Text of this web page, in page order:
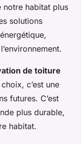
notre habitat plus
solutions
de toiture
c’est une
futures. C’est
plus durable,
habitat.